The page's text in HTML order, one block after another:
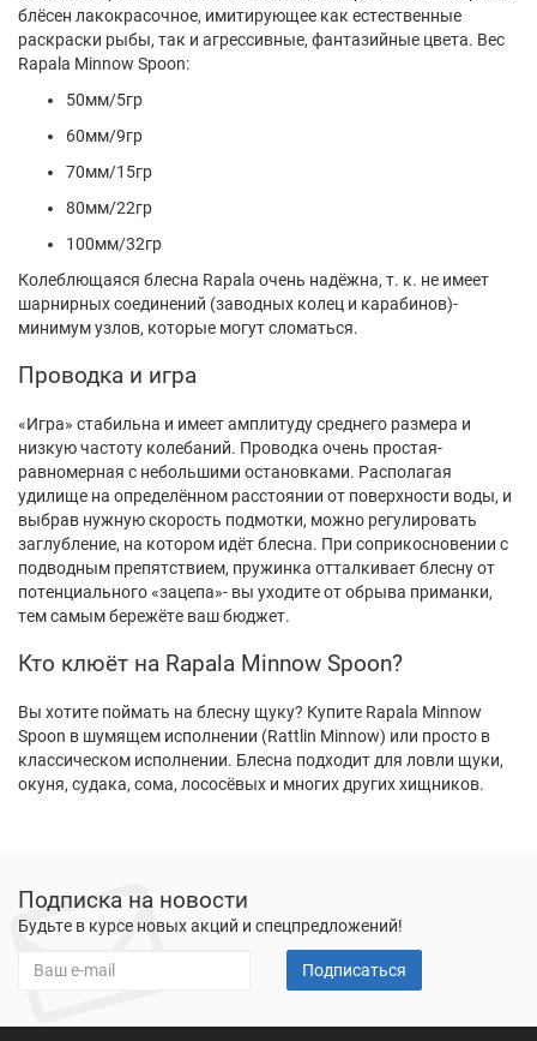
блёсен лакокрасочное, имитирующее как естественные
раскраски рыбы, так и агрессивные, фантазийные цвета. Вес
Rapala Minnow Spoon:
50мм/5гр
60мм/9гр
70мм/15гр
80мм/22гр
100мм/32гр
Колеблющаяся блесна Rapala очень надёжна, т. к. не имеет
шарнирных соединений (заводных колец и карабинов)-
минимум узлов, которые могут сломаться.
Проводка и игра
«Игра» стабильна и имеет амплитуду среднего размера и
низкую частоту колебаний. Проводка очень простая-
равномерная с небольшими остановками. Располагая
удилище на определённом расстоянии от поверхности воды, и
выбрав нужную скорость подмотки, можно регулировать
заглубление, на котором идёт блесна. При соприкосновении с
подводным препятствием, пружинка отталкивает блесну от
потенциального «зацепа»- вы уходите от обрыва приманки,
тем самым бережёте ваш бюджет.
Кто клюёт на Rapala Minnow Spoon?
Вы хотите поймать на блесну щуку? Купите Rapala Minnow
Spoon в шумящем исполнении (Rattlin Minnow) или просто в
классическом исполнении. Блесна подходит для ловли щуки,
окуня, судака, сома, лососёвых и многих других хищников.
Подписка на новости
Будьте в курсе новых акций и спецпредложений!
Подписаться